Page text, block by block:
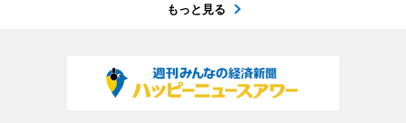
もっと見る